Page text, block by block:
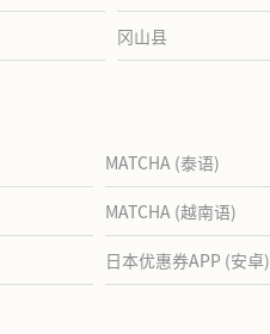
冈山县
MATCHA (泰语)
MATCHA (越南语)
日本优惠券APP (安卓)